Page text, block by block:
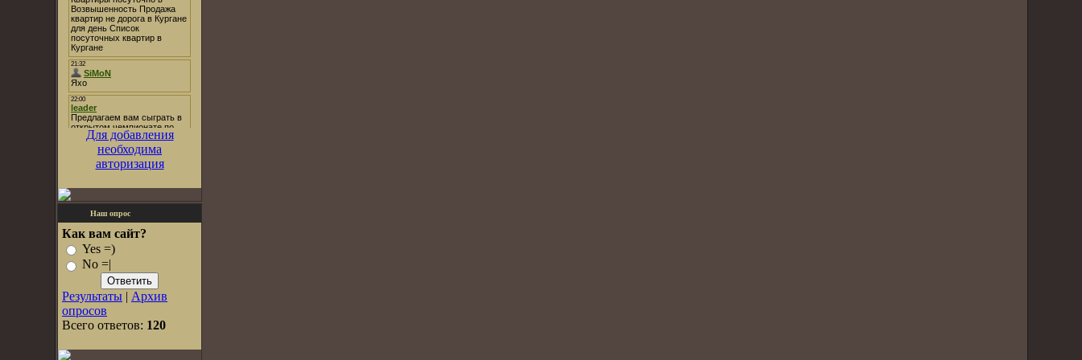
Для добавления
необходима
авторизация
Наш опрос
Как вам сайт?
Yes =)
No =|
Результаты | Архив
опросов
Всего ответов: 120